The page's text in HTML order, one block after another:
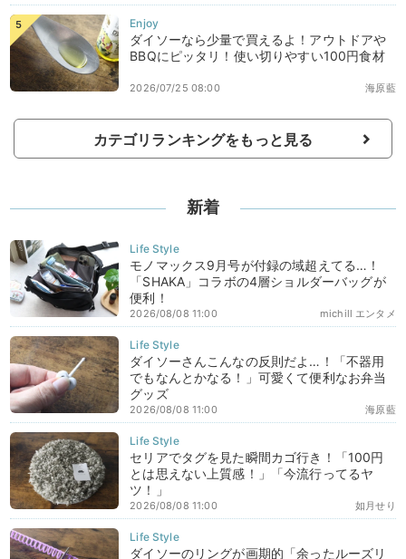
ダイソーなら少量で買えるよ！アウトドアや
BBQにピッタリ！使い切りやすい100円食材
海原藍
2026/07/25 08:00
カテゴリランキングをもっと見る
新着
モノマックス9月号が付録の域超えてる…！
「SHAKA」コラボの4層ショルダーバッグが
便利！
michill エンタメ
2026/08/08 11:00
ダイソーさんこんなの反則だよ…！「不器用
でもなんとかなる！」可愛くて便利なお弁当
グッズ
海原藍
2026/08/08 11:00
セリアでタグを見た瞬間カゴ行き！「100円
とは思えない上質感！」「今流行ってるヤ
ツ！」
如月せり
2026/08/08 11:00
ダイソーのリングが画期的「余ったルーズリ